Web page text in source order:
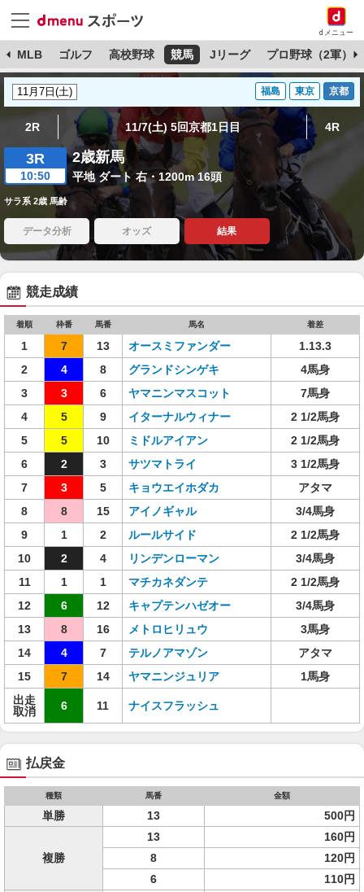
dメニュー
MLB ゴルフ 高校野球 競馬 Jリーグ プロ野球（2軍）
福島 東京 京都
2R 11/7(土) 5回京都1日目 4R
3R
10:50
2歳新馬
平地 ダート 右・1200m 16頭
サラ系 2歳 馬齢
データ分析 オッズ 結果
競走成績
着順 枠番 馬番 馬名 着差
1 7 13 オースミファンダー
1.13.3
2
4 8 グランドシンゲキ
4馬身
3
3 6 ヤマニンマスコット
7馬身
4
5 9 イターナルウィナー
2 1/2馬身
5
5 10 ミドルアイアン
2 1/2馬身
6
2 3 サツマトライ
3 1/2馬身
7
3 5 キョウエイホダカ
アタマ
8
8 15 アイノギャル
3/4馬身
9
1 2 ルールサイド
2 1/2馬身
10
2 4 リンデンローマン
3/4馬身
11
1 1 マチカネダンテ
2 1/2馬身
12
6 12 キャプテンハゼオー
3/4馬身
13
8 16 メトロヒリュウ
3馬身
14
4 7 テルノアマゾン
アタマ
15
7 14 ヤマニンジュリア
1馬身
出走
取消
6 11 ナイスフラッシュ
払戻金
種類 馬番 金額
単勝 13 500円
複勝
13
160円
8
120円
6
110円